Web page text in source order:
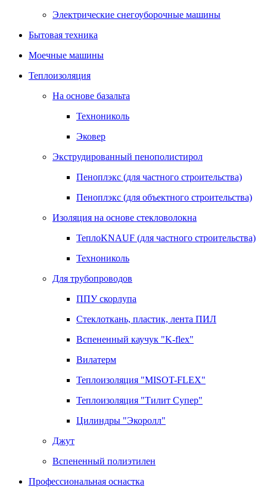
Электрические снегоуборочные машины
Бытовая техника
Моечные машины
Теплоизоляция
На основе базальта
Технониколь
Эковер
Экструдированный пенополистирол
Пеноплэкс (для частного строительства)
Пеноплэкс (для объектного строительства)
Изоляция на основе стекловолокна
ТеплоKNAUF (для частного строительства)
Технониколь
Для трубопроводов
ППУ скорлупа
Стеклоткань, пластик, лента ПИЛ
Вспененный каучук "K-flex"
Вилатерм
Теплоизоляция "MISOT-FLEX"
Теплоизоляция "Тилит Супер"
Цилиндры "Экоролл"
Джут
Вспененный полиэтилен
Профессиональная оснастка